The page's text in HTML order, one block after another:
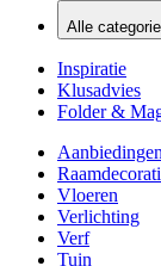
Alle
Inspiratie
Klusadvies
Folder &
Aanbiedingen
Vloeren
Verlichting
Verf
Tuin